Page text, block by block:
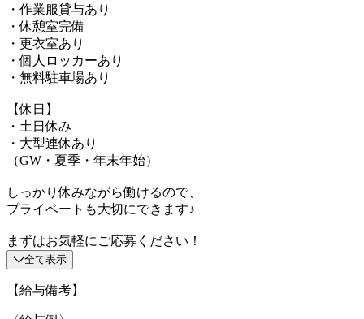
・作業服貸与あり
・休憩室完備
・更衣室あり
・個人ロッカーあり
・無料駐車場あり
【休日】
・土日休み
・大型連休あり
（GW・夏季・年末年始）
しっかり休みながら働けるので、
プライベートも大切にできます♪
まずはお気軽にご応募ください！
全て表示
【給与備考】